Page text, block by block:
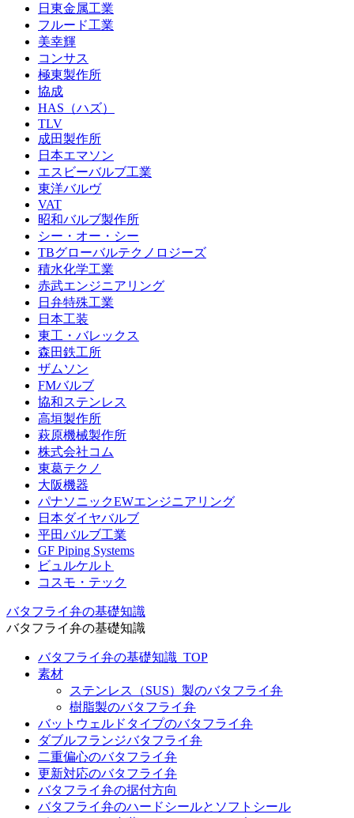
日東金属工業
フルード工業
美幸輝
コンサス
極東製作所
協成
HAS（ハズ）
TLV
成田製作所
日本エマソン
エスビーバルブ工業
東洋バルヴ
VAT
昭和バルブ製作所
シー・オー・シー
TBグローバルテクノロジーズ
積水化学工業
赤武エンジニアリング
日弁特殊工業
日本工装
東工・バレックス
森田鉄工所
ザムソン
FMバルブ
協和ステンレス
高垣製作所
萩原機械製作所
株式会社コム
東葛テクノ
大阪機器
パナソニックEWエンジニアリング
日本ダイヤバルブ
平田バルブ工業
GF Piping Systems
ビュルケルト
コスモ・テック
バタフライ弁の基礎知識
バタフライ弁の基礎知識
バタフライ弁の基礎知識_TOP
素材
ステンレス（SUS）製のバタフライ弁
樹脂製のバタフライ弁
バットウェルドタイプのバタフライ弁
ダブルフランジバタフライ弁
二重偏心のバタフライ弁
更新対応のバタフライ弁
バタフライ弁の据付方向
バタフライ弁のハードシールとソフトシール